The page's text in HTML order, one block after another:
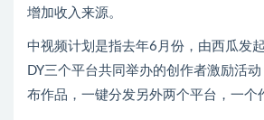
增加收入来源。
中视频计划是指去年6月份，由西瓜发
DY三个平台共同举办的创作者激励活
布作品，一键分发另外两个平台，一个